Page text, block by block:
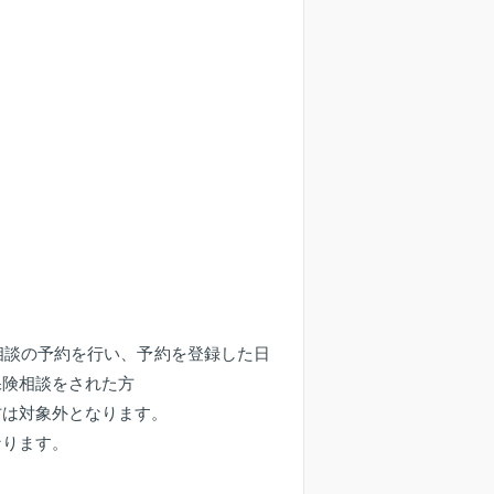
の予約を行い、予約を登録した日
相談をされた方
対象外となります。
ます。